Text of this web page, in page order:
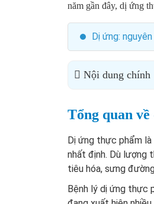
năm gần đây, dị ứng
Dị ứng:
Nội dung chính
Tổng quan
Dị ứng thực phẩm
nhất định. Dù lượng
tiêu hóa, sưng
Bệnh lý dị ứng thực